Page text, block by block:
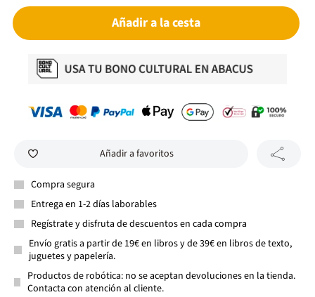
Añadir a la cesta
Añadir a favoritos
Compra segura
Entrega en 1-2 días laborables
Regístrate y disfruta de descuentos en cada compra
Envío gratis a partir de 19€ en libros y de 39€ en libros de texto,
juguetes y papelería.
Productos de robótica: no se aceptan devoluciones en la tienda.
Contacta con atención al cliente.